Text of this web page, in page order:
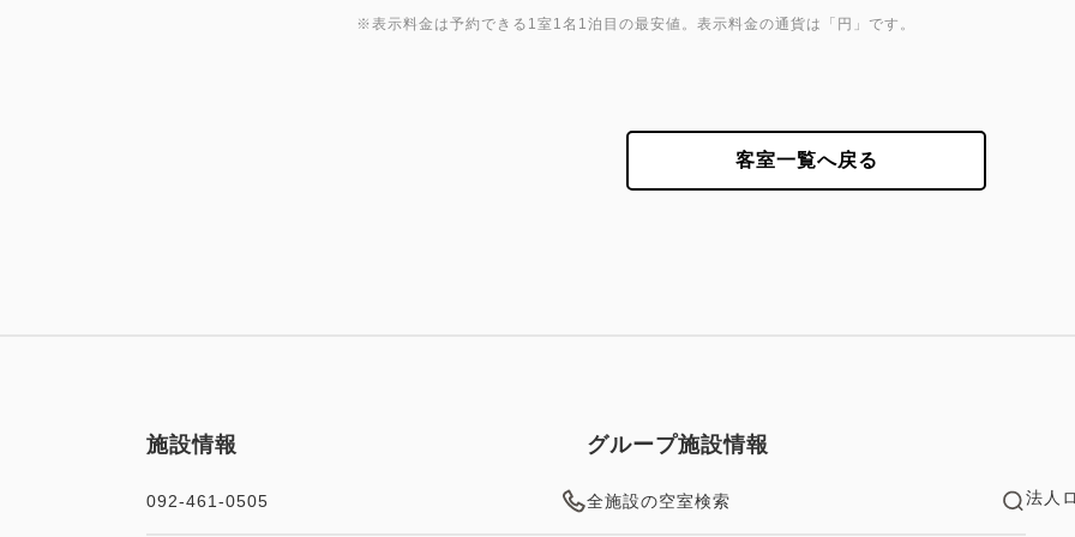
※表示料金は予約できる1室1名1泊目の最安値。表示料金の通貨は「円」です。
客室一覧へ戻る
施設情報
092-461-0505
グループ施設情報
全施設の空室検索 法人